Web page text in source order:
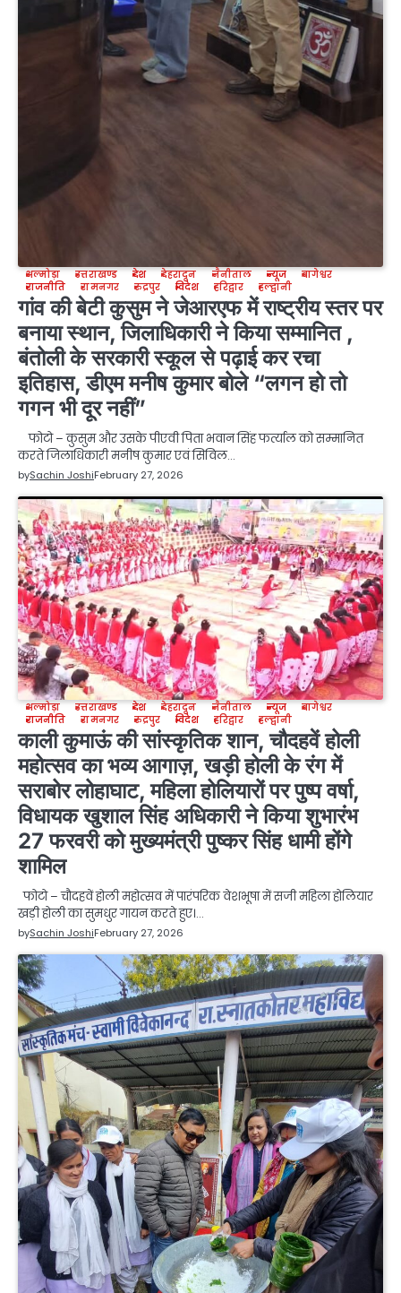
अल्मोड़ा उत्तराखण्ड देश देहरादून नैनीताल न्यूज
बागेश्वर
राजनीति
रामनगर रुद्रपुर विदेश हरिद्वार हल्द्वानी
गांव की बेटी कुसुम ने जेआरएफ में राष्ट्रीय स्तर पर
बनाया स्थान, जिलाधिकारी ने किया सम्मानित ,
बंतोली के सरकारी स्कूल से पढ़ाई कर रचा
इतिहास, डीएम मनीष कुमार बोले “लगन हो तो
गगन भी दूर नहीं”
फोटो – कुसुम और उसके पीएवी पिता भवान सिंह फर्त्याल को सम्मानित
करते जिलाधिकारी मनीष कुमार एवं सिविल…
bySachin JoshiFebruary 27, 2026
अल्मोड़ा उत्तराखण्ड देश देहरादून नैनीताल न्यूज
बागेश्वर
राजनीति
रामनगर रुद्रपुर विदेश हरिद्वार हल्द्वानी
काली कुमाऊं की सांस्कृतिक शान, चौदहवें होली
महोत्सव का भव्य आगाज़, खड़ी होली के रंग में
सराबोर लोहाघाट, महिला होलियारों पर पुष्प वर्षा,
विधायक खुशाल सिंह अधिकारी ने किया शुभारंभ
27 फरवरी को मुख्यमंत्री पुष्कर सिंह धामी होंगे
शामिल
फोटो – चौदहवें होली महोत्सव में पारंपरिक वेशभूषा में सजी महिला होलियार
खड़ी होली का सुमधुर गायन करते हुए।…
bySachin JoshiFebruary 27, 2026